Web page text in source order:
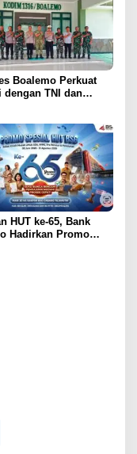
Boalemo Perkuat
dengan TNI dan
HUT ke-65, Bank
Hadirkan Promo